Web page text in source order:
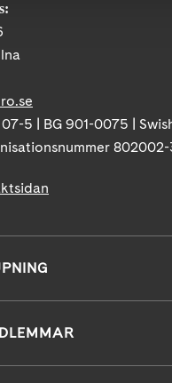
07-5 | BG 901-0075 |